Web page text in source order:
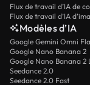
Flux de travail d’IA de
Flux de travail d’IA
Modèles d’IA
Google Gemini Omni
Google Nano Banana 2
Google Nano Banana 2
Seedance 2.0
Seedance 2.0 Fast